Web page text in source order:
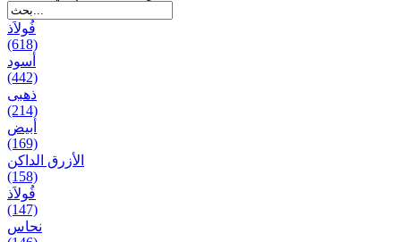
فُولاَذ
(618)
أسود
(442)
ذهبی
(214)
أبيض
(169)
الأزرق الداكن
(158)
فُولاَذ
(147)
نحاس